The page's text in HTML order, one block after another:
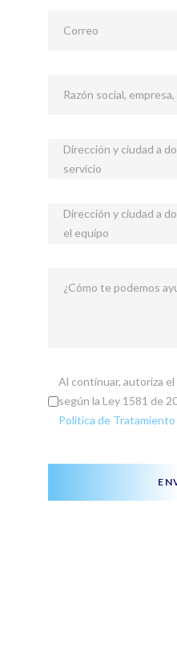
Correo
Razón social,
Dirección y ciudad a
servicio
Dirección y ciudad a
el equipo
¿Cómo te podemos
Al continuar, autoriza
según la Ley 1581 de
Política de Tratamiento